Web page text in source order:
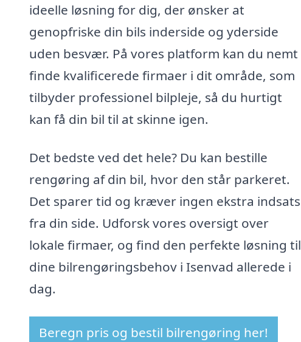
ideelle løsning for dig, der ønsker at
genopfriske din bils inderside og yderside
uden besvær. På vores platform kan du nemt
finde kvalificerede firmaer i dit område, som
tilbyder professionel bilpleje, så du hurtigt
kan få din bil til at skinne igen.
Det bedste ved det hele? Du kan bestille
rengøring af din bil, hvor den står parkeret.
Det sparer tid og kræver ingen ekstra indsats
fra din side. Udforsk vores oversigt over
lokale firmaer, og find den perfekte løsning til
dine bilrengøringsbehov i Isenvad allerede i
dag.
Beregn pris og bestil bilrengøring her!